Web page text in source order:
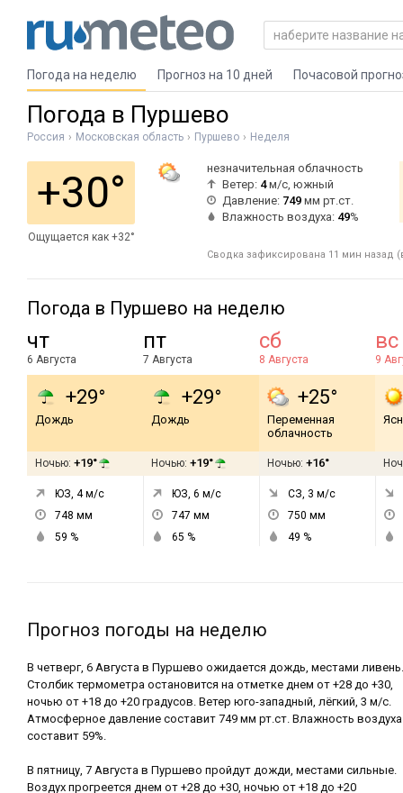
Погода на неделю Прогноз на 10 дней Почасовой
Погода в Пуршево
Россия Московская область Пуршево Неделя
+30°
Ощущается как +32°
незначительная облачность
Ветер: 4м/с, южный
Давление: 749 мм рт.ст.
Влажность воздуха: 49%
Сводка зафиксирована 11 мин назад
Погода в Пуршево на неделю
чт
6 Августа
+29°
Дождь
Ночью: +19°
ЮЗ, 4м/с
748 мм
59 %
пт
7 Августа
+29°
Дождь
Ночью: +19°
ЮЗ, 6 м/с
747 мм
65 %
сб
8 Августа
+25°
Переменная
облачность
Ночью: +16°
СЗ, 3 м/с
750 мм
49 %
вс
9
Прогноз погоды на неделю
В четверг, 6 Августа в Пуршево ожидается дождь, местами ливень.
Столбик термометра остановится на отметке днем от +28 до +30,
ночью от +18 до +20 градусов. Ветер юго-западный, лёгкий, 3 м/с.
Атмосферное давление составит 749 мм рт.ст. Влажность воздуха
составит 59%.
В пятницу, 7 Августа в Пуршево пройдут дожди, местами сильные.
Воздух прогреется днем от +28 до +30, ночью от +18 до +20